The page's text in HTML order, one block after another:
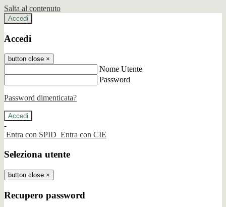
Salta al contenuto
Accedi
Accedi
button close ×
Nome Utente
Password
Password dimenticata?
-
Entra con SPID Entra con CIE
Seleziona utente
button close ×
Recupero password